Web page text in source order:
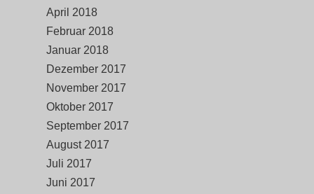
April 2018
Februar 2018
Januar 2018
Dezember 2017
November 2017
Oktober 2017
September 2017
August 2017
Juli 2017
Juni 2017